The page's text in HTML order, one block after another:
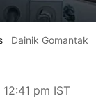
Dainik Gomantak
pm IST